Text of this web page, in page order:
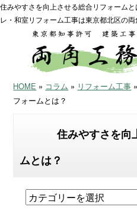
住みやすさを向上させる総合リフォーム
レ・和室リフォーム工事は東京都北区の
HOME » コラム » リフォーム工事
フォームとは？
住みやすさを向
ムとは？